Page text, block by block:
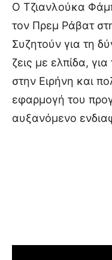
Ο Τζιανλούκα
τον Πρεμ Ράβατ
Συζητούν για τη
ζεις με ελπίδα,
στην Ειρήνη και
εφαρμογή του
αυξανόμενο